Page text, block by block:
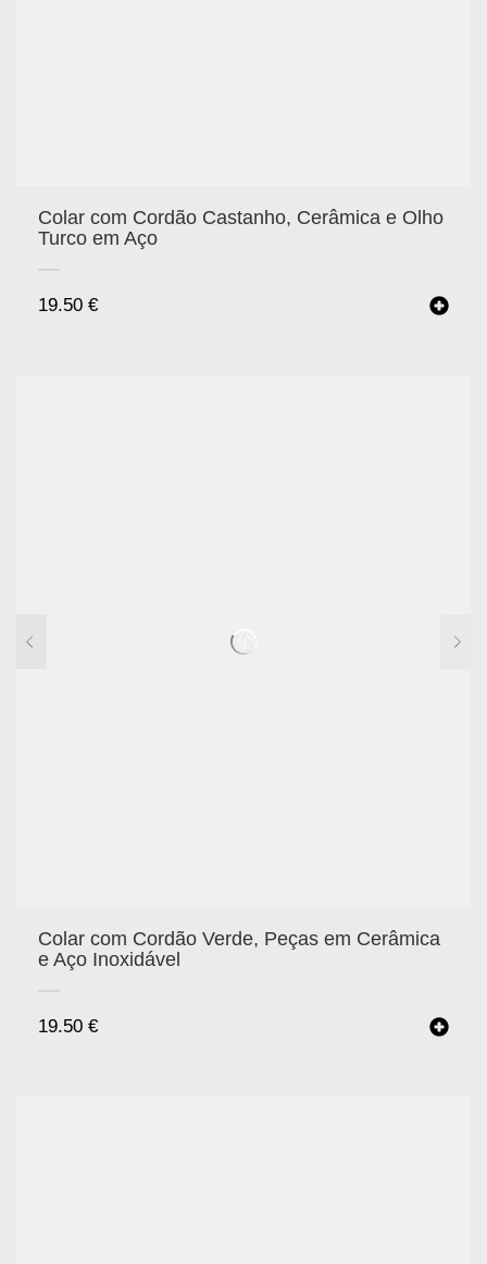
Colar com Cordão Castanho, Cerâmica e Olho
Turco em Aço
19.50 €
Colar com Cordão Verde, Peças em Cerâmica
e Aço Inoxidável
19.50 €